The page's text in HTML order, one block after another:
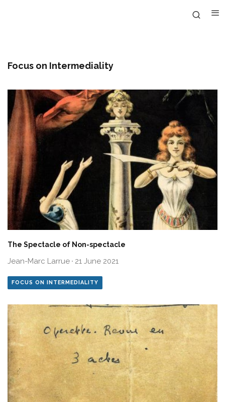
Focus on Intermediality
The Spectacle of Non-spectacle
Jean-Marc Larrue · 21 June 2021
FOCUS ON INTERMEDIALITY